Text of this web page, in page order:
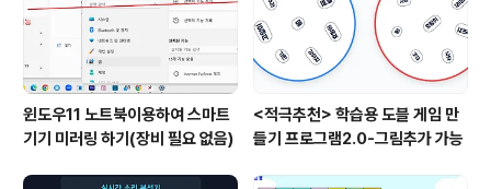
윈도우11 노트북이용하여 스마트
기기 미러링 하기(장비 필요 없음)
<적극추천> 학습용 도블 게임 만
들기 프로그램2.0-그림추가 가능